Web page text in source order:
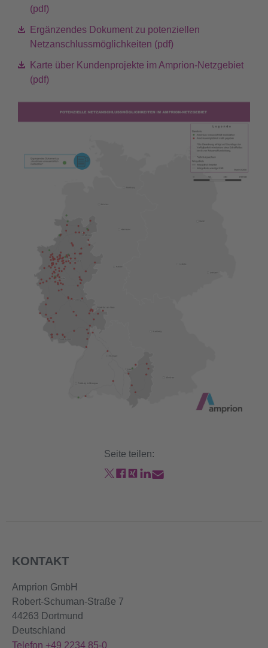
(pdf)
Ergänzendes Dokument zu potenziellen
Netzanschlussmöglichkeiten (pdf)
Karte über Kundenprojekte im Amprion-Netzgebiet
(pdf)
Seite teilen:
KONTAKT
Amprion GmbH
Robert-Schuman-Straße 7
44263 Dortmund
Deutschland
Telefon +49 2234 85-0